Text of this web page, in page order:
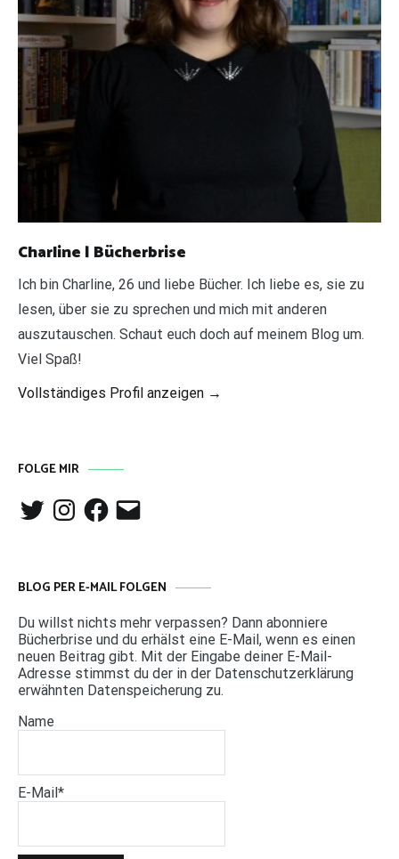
Charline | Bücherbrise
Ich bin Charline, 26 und liebe Bücher. Ich liebe es, sie zu
lesen, über sie zu sprechen und mich mit anderen
auszutauschen. Schaut euch doch auf meinem Blog um.
Viel Spaß!
Vollständiges Profil anzeigen →
FOLGE MIR
TwitterInstagramFacebook
E-
Mail
BLOG PER E-MAIL FOLGEN
Du willst nichts mehr verpassen? Dann abonniere
Bücherbrise und du erhälst eine E-Mail, wenn es einen
neuen Beitrag gibt. Mit der Eingabe deiner E-Mail-
Adresse stimmst du der in der Datenschutzerklärung
erwähnten Datenspeicherung zu.
Name
E-Mail*